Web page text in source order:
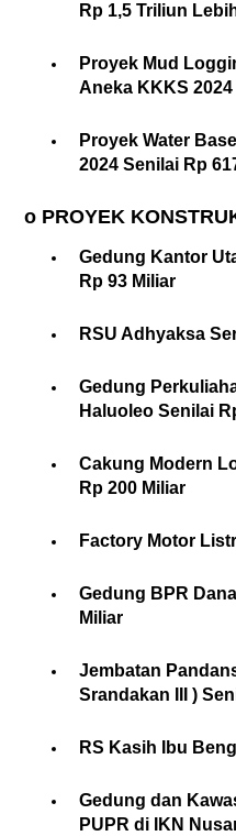
Rp 1,5 Triliun
Proyek Mud
Aneka KKKS
Proyek Water
2024 Senilai Rp
o PROYEK
Gedung Kantor
Rp 93 Miliar
RSU Adhyaksa
Gedung
Haluoleo Senilai
Cakung Modern
Rp 200 Miliar
Factory Motor
Gedung BPR
Miliar
Jembatan
Srandakan III )
RS Kasih Ibu
Gedung dan
PUPR di IKN